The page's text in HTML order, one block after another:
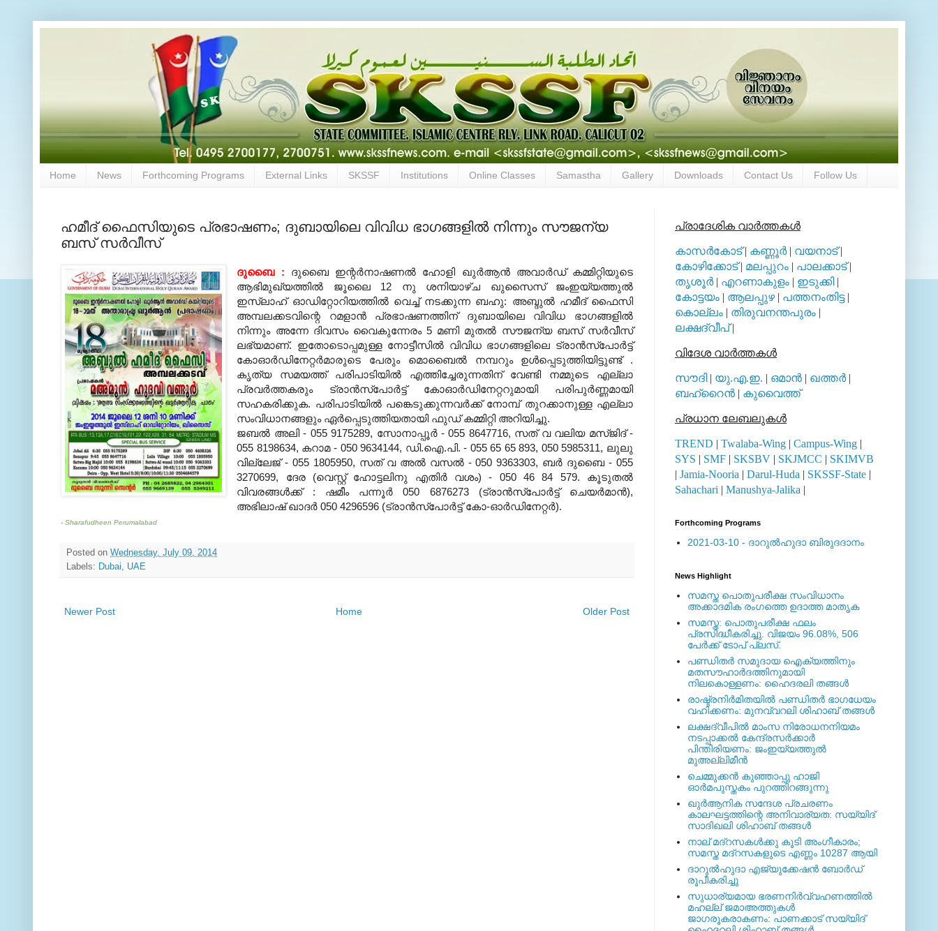
Home News Forthcoming Programs External Links SKSSF Institutions Online Classes Samastha Gallery Downloads Contact Us Follow Us
ഹമീദ് ഫൈസിയുടെ പ്രഭാഷണം; ദുബായിലെ വിവിധ ഭാഗങ്ങളിൽ നിന്നും സൗജന്യ
ബസ്‌ സർവീസ്
ദുബൈ : ദുബൈ ഇന്റർനാഷണൽ ഹോളി ഖുർആൻ അവാർഡ്‌ കമ്മിറ്റിയുടെ
ആഭിമുഖ്യത്തിൽ ജൂലൈ 12 നു ശനിയാഴ്ച ഖുസൈസ് ജംഇയ്യത്തുൽ
ഇസ്ലാഹ് ഓഡിറ്റോറിയത്തിൽ വെച്ച് നടക്കുന്ന ബഹു: അബ്ദുൽ ഹമീദ് ഫൈസി
അമ്പലക്കടവിന്റെ റമളാൻ പ്രഭാഷണത്തിന് ദുബായിലെ വിവിധ ഭാഗങ്ങളിൽ
നിന്നും അന്നേ ദിവസം വൈകുന്നേരം 5 മണി മുതൽ സൗജന്യ ബസ്‌ സർവീസ്
ലഭ്യമാണ്. ഇതോടൊപ്പമുള്ള നോട്ടീസിൽ വിവിധ ഭാഗങ്ങളിലെ ട്രാൻസ്പോർട്ട്
കോഓർഡിനേറ്റർമാരുടെ പേരും മൊബൈൽ നമ്പറും ഉൾപ്പെടുത്തിയിട്ടുണ്ട് .
കൃത്യ സമയത്ത് പരിപാടിയിൽ എത്തിച്ചേരുന്നതിന് വേണ്ടി നമ്മുടെ എല്ലാ
പ്രവർത്തകരും ട്രാൻസ്പോർട്ട് കോഓർഡിനേറ്ററുമായി പരിപുർണ്ണമായി
സഹകരിക്കുക. പരിപാടിയിൽ പങ്കെടുക്കുന്നവർക്ക് നോമ്പ് തുറക്കാനുള്ള എല്ലാ
സംവിധാനങ്ങളും ഏർപ്പെടുത്തിയതായി ഫുഡ്‌ കമ്മിറ്റി അറിയിച്ചു.
ജബൽ അലി - 055 9175289, സോനാപ്പൂർ - 055 8647716, സത് വ വലിയ മസ്ജിദ് -
055 8198634, കറാമ - 050 9634144, ഡി.ഐ.പി. - 055 65 65 893, 050 5985311, ലുലു
വില്ലേജ് - 055 1805950, സത് വ അൽ വസൽ - 050 9363303, ബർ ദുബൈ - 055
3270699, ദേര (വെസ്റ്റ് ഹോട്ടലിനു എതിർ വശം) - 050 46 84 579. കൂടുതൽ
വിവരങ്ങൾക്ക് : ഷമീം പന്നൂർ 050 6876273 (ട്രാൻസ്പോർട്ട് ചെയർമാൻ),
അഭിലാഷ് ഖാദർ 050 4296596 (ട്രാൻസ്പോർട്ട് കോ-ഓർഡിനേറ്റർ).
- Sharafudheen Perumalabad
Posted on Wednesday, July 09, 2014
Labels: Dubai UAE
Newer Post Older Post
Home
പ്രാദേശിക വാര്‍ത്തകള്‍
കാസര്‍കോട്| കണ്ണൂര്‍| വയനാട്|
കോഴിക്കോട്| മലപ്പുറം | പാലക്കാട്|
തൃശൂര്‍| എറണാകുളം | ഇടുക്കി|
കോട്ടയം | ആലപ്പുഴ| പത്തനംതിട്ട|
കൊല്ലം | തിരുവനന്തപുരം |
ലക്ഷദ്വീപ്|
വിദേശ വാര്‍ത്തകള്‍
സൗദി| യു.എ.ഇ. | ഒമാന്‍ | ഖത്തര്‍|
ബഹ്റൈന്‍ | കുവൈത്ത്
പ്രധാന ലേബലുകള്‍
TREND | Twalaba-Wing | Campus-Wing |
SYS | SMF | SKSBV | SKJMCC | SKIMVB
| Jamia-Nooria | Darul-Huda | SKSSF-State |
Sahachari | Manushya-Jalika |
Forthcoming Programs
2021-03-10 - ദാറുല്‍ഹുദാ ബിരുദദാനം
News Highlight
സമസ്ത പൊതുപരീക്ഷ സംവിധാനം
അക്കാദമിക രംഗത്തെ ഉദാത്ത മാതൃക
സമസ്ത: പൊതുപരീക്ഷ ഫലം
പ്രസിദ്ധീകരിച്ചു. വിജയം 96.08%, 506
പേര്‍ക്ക് ടോപ് പ്ലസ്.
പണ്ഡിതര്‍ സമുദായ ഐക്യത്തിനും
മതസൗഹാര്‍ദത്തിനുമായി
നിലകൊള്ളണം: ഹൈദരലി തങ്ങള്‍
രാഷ്ട്രനിര്‍മിതയില്‍ പണ്ഡിതര്‍ ഭാഗധേയം
വഹിക്കണം: മുനവ്വറലി ശിഹാബ് തങ്ങള്‍
ലക്ഷദ്വീപില്‍ മാംസ നിരോധനനിയമം
നടപ്പാക്കല്‍ കേന്ദ്രസര്‍ക്കാര്‍
പിന്തിരിയണം: ജംഇയ്യത്തുല്‍
മുഅല്ലിമീന്‍
ചെമ്മുക്കന്‍ കുഞ്ഞാപ്പു ഹാജി
ഓര്‍മപുസ്തകം പുറത്തിറങ്ങുന്നു
ഖുര്‍ആനിക സന്ദേശ പ്രചരണം
കാലഘട്ടത്തിന്റെ അനിവാര്യത: സയ്യിദ്
സാദിഖലി ശിഹാബ് തങ്ങള്‍
നാല് മദ്‌റസകള്‍ക്കു കൂടി അംഗീകാരം;
സമസ്ത മദ്‌റസകളുടെ എണ്ണം 10287 ആയി
ദാറുല്‍ഹുദാ എജ്യുക്കേഷന്‍ ബോര്‍ഡ്
രൂപീകരിച്ചു
സുധാര്യമായ ഭരണനിര്‍വ്വഹണത്തില്‍
മഹല്ല് ജമാഅത്തുകള്‍
ജാഗരൂകരാകണം: പാണക്കാട് സയ്യിദ്